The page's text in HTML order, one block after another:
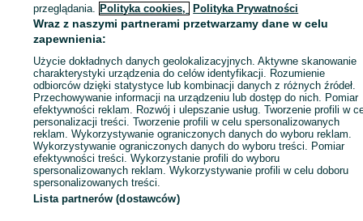
Zadzwoń / SMS Wyślij wiadomość
przeglądania. Polityka cookies, Polityka Prywatności
Wraz z naszymi partnerami przetwarzamy dane w celu
zapewnienia:
Użycie dokładnych danych geolokalizacyjnych. Aktywne skanowanie
charakterystyki urządzenia do celów identyfikacji. Rozumienie
odbiorców dzięki statystyce lub kombinacji danych z różnych źródeł.
Przechowywanie informacji na urządzeniu lub dostęp do nich. Pomiar
efektywności reklam. Rozwój i ulepszanie usług. Tworzenie profili w
personalizacji treści. Tworzenie profili w celu spersonalizowanych
reklam. Wykorzystywanie ograniczonych danych do wyboru reklam.
Wykorzystywanie ograniczonych danych do wyboru treści. Pomiar
efektywności treści. Wykorzystanie profili do wyboru
spersonalizowanych reklam. Wykorzystywanie profili w celu doboru
spersonalizowanych treści.
Lista partnerów (dostawców)